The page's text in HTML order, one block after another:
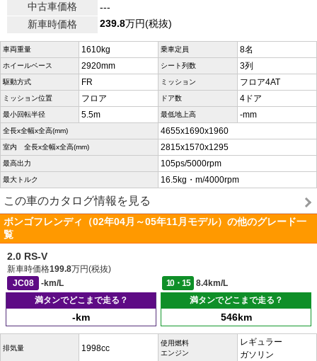
中古車価格
---
新車時価格
239.8万円(税抜)
車両重量 1610kg 乗車定員 8名
ホイールベース 2920mm シート列数 3列
駆動方式 FR ミッション フロア4AT
ミッション位置 フロア ドア数 4ドア
最小回転半径 5.5m 最低地上高 -mm
全長x全幅x全高(mm) 4655x1690x1960
室内 全長x全幅x全高(mm) 2815x1570x1295
最高出力 105ps/5000rpm
最大トルク 16.5kg・m/4000rpm
この車のカタログ情報を見る
ボンゴフレンディ（02年04月～05年11月モデル）の他のグレード一
覧
2.0 RS-V
新車時価格199.8万円(税抜)
JC08
-km/L 10・15
8.4km/L
満タンでどこまで走る？
-km
満タンでどこまで走る？
546km
排気量 1998cc
使用燃料
エンジン
レギュラー
ガソリン